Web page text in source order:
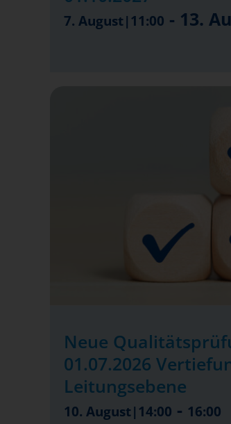
7. August|11:00 - 13.
Neue
01.07.2026
Leitungsebene
10. August|14:00 - 16:00